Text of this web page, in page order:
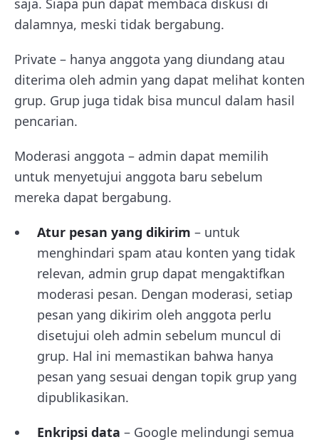
saja. Siapa pun dapat membaca diskusi di
dalamnya, meski tidak bergabung.
Private – hanya anggota yang diundang atau
diterima oleh admin yang dapat melihat konten
grup. Grup juga tidak bisa muncul dalam hasil
pencarian.
Moderasi anggota – admin dapat memilih
untuk menyetujui anggota baru sebelum
mereka dapat bergabung.
Atur pesan yang dikirim – untuk
menghindari spam atau konten yang tidak
relevan, admin grup dapat mengaktifkan
moderasi pesan. Dengan moderasi, setiap
pesan yang dikirim oleh anggota perlu
disetujui oleh admin sebelum muncul di
grup. Hal ini memastikan bahwa hanya
pesan yang sesuai dengan topik grup yang
dipublikasikan.
Enkripsi data – Google melindungi semua